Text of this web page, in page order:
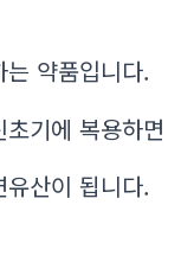
약품입니다.
기에 복용하면
산이 됩니다.